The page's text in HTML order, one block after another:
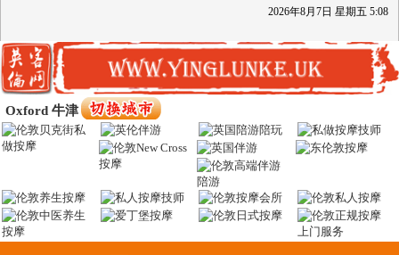
2026年8月 7日 星期五 5:08
Oxford 牛津